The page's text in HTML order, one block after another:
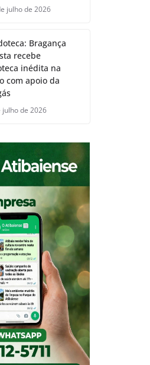
julho de 2026
Bragança
recebe
inédita na
com apoio da
julho de 2026